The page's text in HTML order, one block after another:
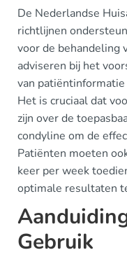
De Nederlandse
richtlijnen
voor de behandeling
adviseren bij het
van
Het is cruciaal dat
zijn over de
condyline om de
Patiënten moeten
keer per week
optimale resultaten
Gebruik